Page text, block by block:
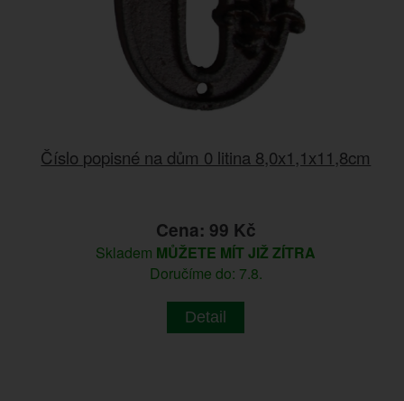
Číslo popisné na dům 0 litina 8,0x1,1x11,8cm
Cena: 99 Kč
Skladem MŮŽETE MÍT JIŽ ZÍTRA
Doručíme do: 7.8.
Detail